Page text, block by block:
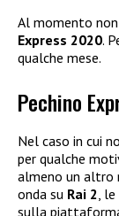
Al momento non
Express 2020.
qualche mese.
Pechino
Nel caso in cui
per qualche
almeno un altro
onda su Rai 2,
sulla